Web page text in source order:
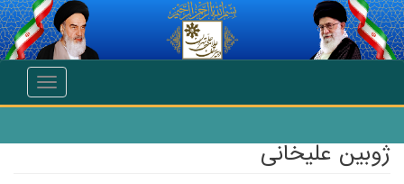
انتقال به محتوای اصلی
Toggle
ژوبین علیخانی